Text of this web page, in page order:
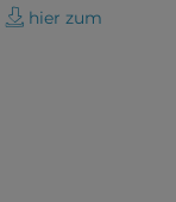
hier zum